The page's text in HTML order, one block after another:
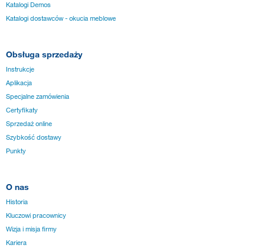
Katalogi Demos
Katalogi dostawców - okucia meblowe
Obsługa sprzedaży
Instrukcje
Aplikacja
Specjalne zamówienia
Certyfikaty
Sprzedaż online
Szybkość dostawy
Punkty
O nas
Historia
Kluczowi pracownicy
Wizja i misja firmy
Kariera